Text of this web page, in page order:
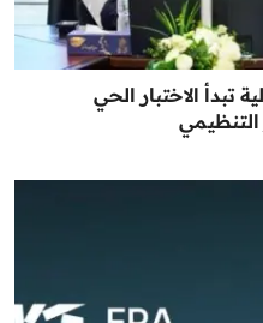
تبدأ الاختبار الحي